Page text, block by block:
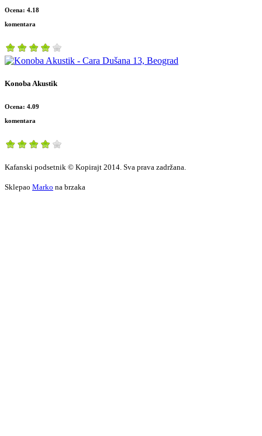
Ocena: 4.18
komentara
Konoba Akustik
Ocena: 4.09
komentara
Kafanski podsetnik © Kopirajt 2014. Sva prava zadržana.
Sklepao Marko na brzaka